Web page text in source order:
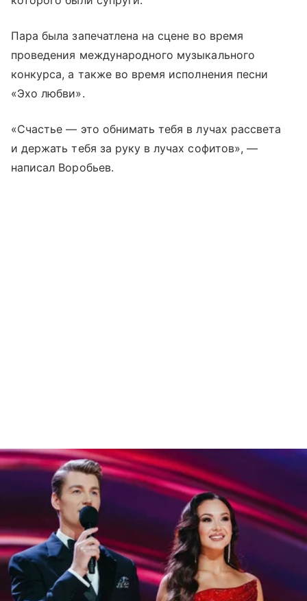
Пара была запечатлена на сцене во время
проведения международного музыкального
конкурса, а также во время исполнения песни
«Эхо любви».
«Счастье — это обнимать тебя в лучах рассвета
и держать тебя за руку в лучах софитов», —
написал Воробьев.